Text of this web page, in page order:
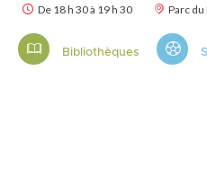
De 18 h 30 à 19 h 30 Parc du
Bibliothèques